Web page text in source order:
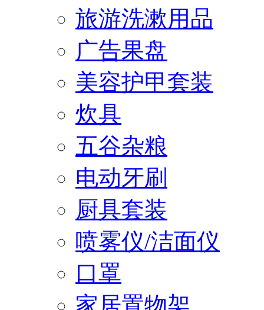
旅游洗漱用品
广告果盘
美容护甲套装
炊具
五谷杂粮
电动牙刷
厨具套装
喷雾仪/洁面仪
口罩